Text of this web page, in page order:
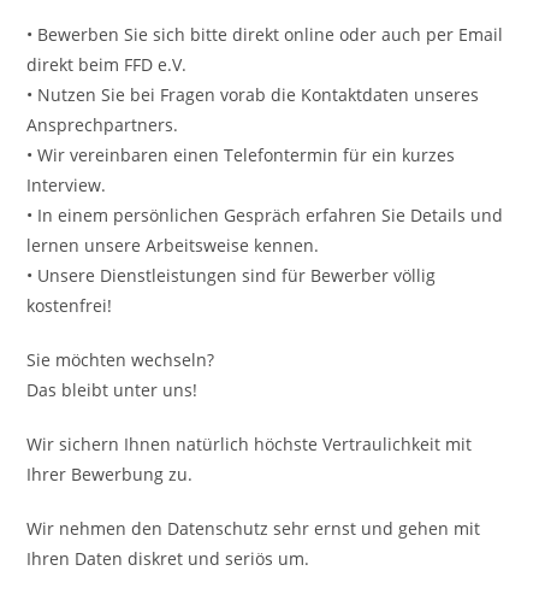
• Bewerben Sie sich bitte direkt online oder auch per Email
direkt beim FFD e.V.
• Nutzen Sie bei Fragen vorab die Kontaktdaten unseres
Ansprechpartners.
• Wir vereinbaren einen Telefontermin für ein kurzes
Interview.
• In einem persönlichen Gespräch erfahren Sie Details und
lernen unsere Arbeitsweise kennen.
• Unsere Dienstleistungen sind für Bewerber völlig
kostenfrei!
Sie möchten wechseln?
Das bleibt unter uns!
Wir sichern Ihnen natürlich höchste Vertraulichkeit mit
Ihrer Bewerbung zu.
Wir nehmen den Datenschutz sehr ernst und gehen mit
Ihren Daten diskret und seriös um.